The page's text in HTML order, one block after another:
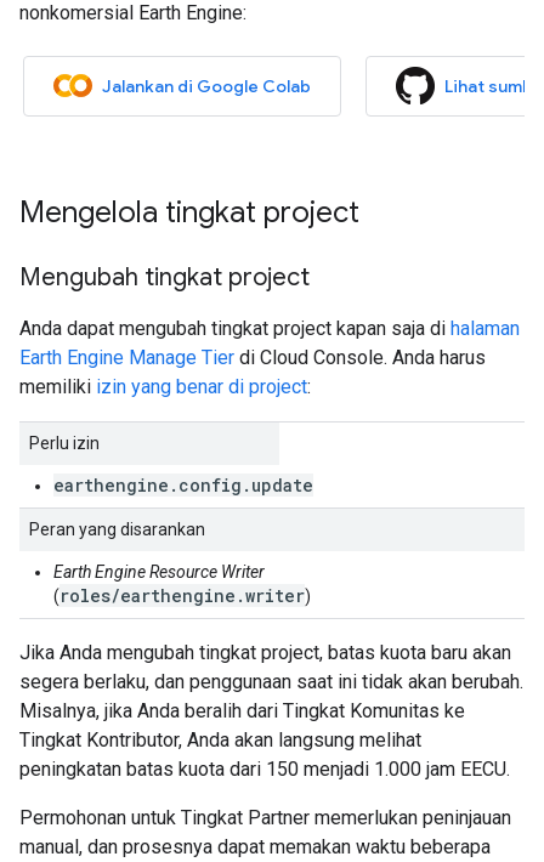
nonkomersial Earth Engine:
Jalankan di Google Colab Lihat
Mengelola tingkat project
Mengubah tingkat project
Anda dapat mengubah tingkat project kapan saja di halaman
Earth Engine Manage Tier di Cloud Console. Anda harus
memiliki izin yang benar di project:
Perlu izin
earthengine.config.update
Peran yang disarankan
Earth Engine Resource Writer
(roles/earthengine.writer)
Jika Anda mengubah tingkat project, batas kuota baru akan
segera berlaku, dan penggunaan saat ini tidak akan berubah.
Misalnya, jika Anda beralih dari Tingkat Komunitas ke
Tingkat Kontributor, Anda akan langsung melihat
peningkatan batas kuota dari 150 menjadi 1.000 jam EECU.
Permohonan untuk Tingkat Partner memerlukan peninjauan
manual, dan prosesnya dapat memakan waktu beberapa